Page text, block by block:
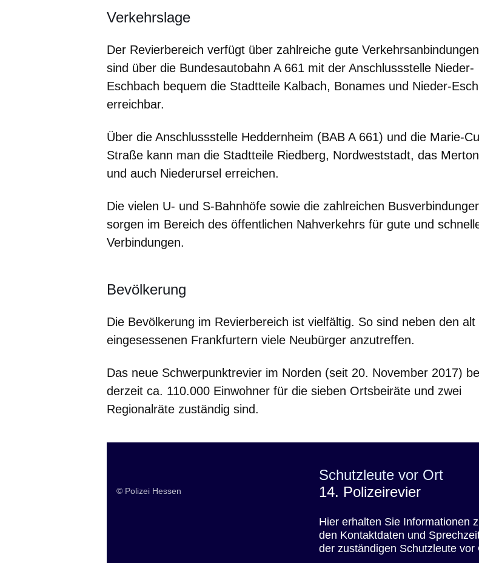
Verkehrslage
Der Revierbereich verfügt über zahlreiche gute
sind über die Bundesautobahn A 661 mit der Anschlussstelle Nieder-
Eschbach bequem die Stadtteile Kalbach, Bonames und Nieder-
erreichbar.
Über die Anschlussstelle Heddernheim (BAB A 661) und die Marie-
Straße kann man die Stadtteile Riedberg, Nordweststadt, das
und auch Niederursel erreichen.
Die vielen U- und S-Bahnhöfe sowie die zahlreichen
sorgen im Bereich des öffentlichen Nahverkehrs für gute und
Verbindungen.
Bevölkerung
Die Bevölkerung im Revierbereich ist vielfältig. So sind neben den alt
eingesessenen Frankfurtern viele Neubürger anzutreffen.
Das neue Schwerpunktrevier im Norden (seit 20. November 2017)
derzeit ca. 110.000 Einwohner für die sieben Ortsbeiräte und zwei
Regionalräte zuständig sind.
© Polizei Hessen
Schutzleute vor Ort
14. Polizeirevier
Hier erhalten Sie Informationen
den Kontaktdaten und
der zuständigen Schutzleute vor